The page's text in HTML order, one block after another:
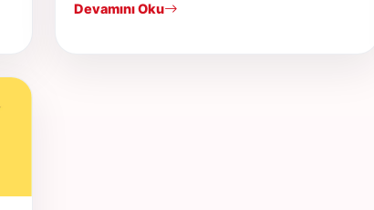
Devamını Oku